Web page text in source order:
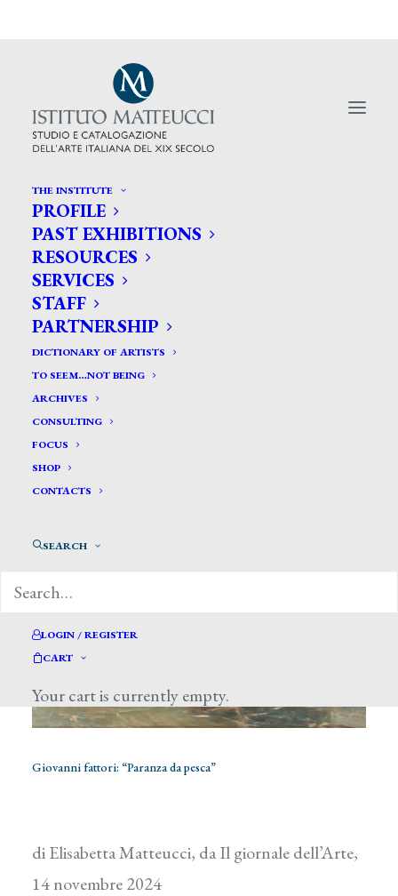
THE INSTITUTE
PROFILE
PAST EXHIBITIONS
RESOURCES
SERVICES
STAFF
PARTNERSHIP
DICTIONARY OF ARTISTS
TO SEEM…NOT BEING
ARCHIVES
CONSULTING
FOCUS
SHOP
CONTACTS
SEARCH
LOGIN / REGISTER
CART
Your cart is currently empty.
Vincenzo Giustiniani, grande
estimatore dei Macchiaioli
Giovanni fattori: “Paranza da pesca”
di Elisabetta Matteucci, da Il giornale dell’Arte,
14 novembre 2024